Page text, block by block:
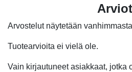
Arviot
Arvostelut näytetään
Tuotearvioita ei vielä ole.
Vain kirjautuneet asiakkaat, jotka